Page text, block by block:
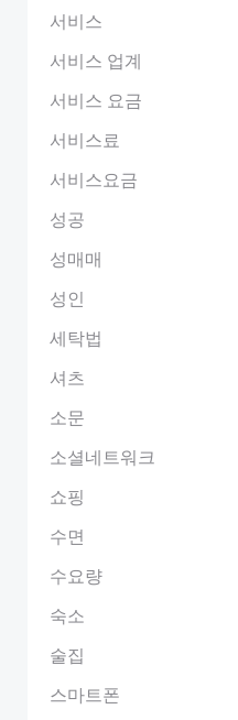
서비스
서비스 업계
서비스 요금
서비스료
서비스요금
성공
성매매
성인
세탁법
셔츠
소문
소셜네트워크
쇼핑
수면
수요량
숙소
술집
스마트폰